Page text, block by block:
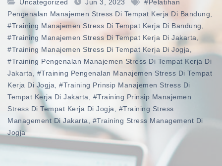
Uncategorized Jun 3, 2023
#pelatihan
Pengenalan Manajemen Stress Di Tempat Kerja Di Bandung
#training Manajemen Stress Di Tempat Kerja Di Bandung
#training Manajemen Stress Di Tempat Kerja Di Jakarta
#training Manajemen Stress Di Tempat Kerja Di Jogja
#training Pengenalan Manajemen Stress Di Tempat Kerja Di
Jakarta
#training Pengenalan Manajemen Stress Di Tempat
Kerja Di Jogja
#training Prinsip Manajemen Stress Di
Tempat Kerja Di Jakarta
#training Prinsip Manajemen
Stress Di Tempat Kerja Di Jogja
#training Stress
Management Di Jakarta
#training Stress Management Di
Jogja